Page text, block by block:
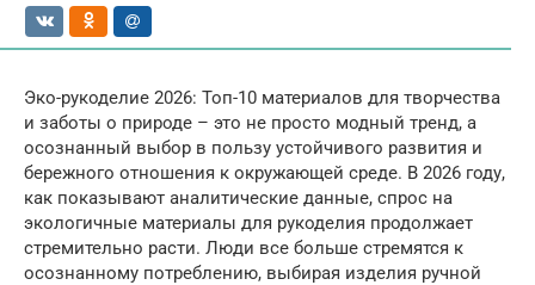
Эко-рукоделие 2026: Топ-10 материалов для творчества
и заботы о природе – это не просто модный тренд, а
осознанный выбор в пользу устойчивого развития и
бережного отношения к окружающей среде. В 2026 году,
как показывают аналитические данные, спрос на
экологичные материалы для рукоделия продолжает
стремительно расти. Люди все больше стремятся к
осознанному потреблению, выбирая изделия ручной